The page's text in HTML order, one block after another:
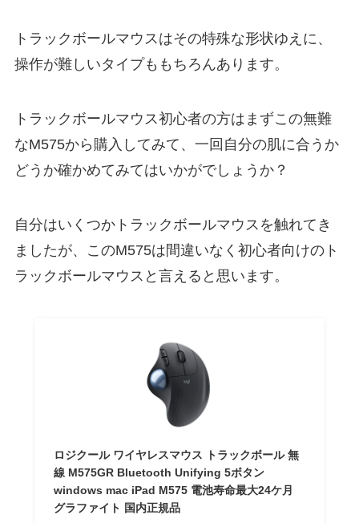
トラックボールマウスはその特殊な形状ゆえに、
操作が難しいタイプももちろんあります。
トラックボールマウス初心者の方はまずこの無難
なM575から購入してみて、一回自分の肌に合うか
どうか確かめてみてはいかがでしょうか？
自分はいくつかトラックボールマウスを触れてき
ましたが、このM575は間違いなく初心者向けのト
ラックボールマウスと言えると思います。
ロジクール ワイヤレスマウス トラックボール 無
線 M575GR Bluetooth Unifying 5ボタン
windows mac iPad M575 電池寿命最大24ケ月
グラファイト 国内正規品